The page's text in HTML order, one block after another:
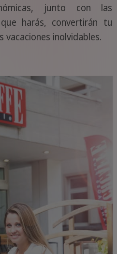
junto con las
harás, convertirán tu
vacaciones inolvidables.